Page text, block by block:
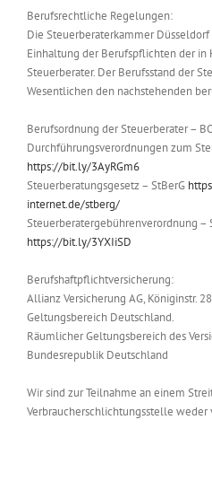
Berufsrechtliche Regelungen:
Die Steuerberaterkammer
Einhaltung der Berufspflichten der in
Steuerberater. Der Berufsstand der
Wesentlichen den nachstehenden
Berufsordnung der Steuerberater –
Durchführungsverordnungen zum
https://bit.ly/3AyRGm6
Steuerberatungsgesetz – StBerG
internet.de/stberg/
Steuerberatergebührenverordnung –
https://bit.ly/3YXIiSD
Berufshaftpflichtversicherung:
Allianz Versicherung AG, Königinstr.
Geltungsbereich Deutschland.
Räumlicher Geltungsbereich des
Bundesrepublik Deutschland
Wir sind zur Teilnahme an einem
Verbraucherschlichtungsstelle